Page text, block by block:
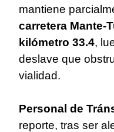
mantiene
carretera Mante-
kilómetro 33.4,
deslave que
vialidad.
Personal de
reporte, tras ser